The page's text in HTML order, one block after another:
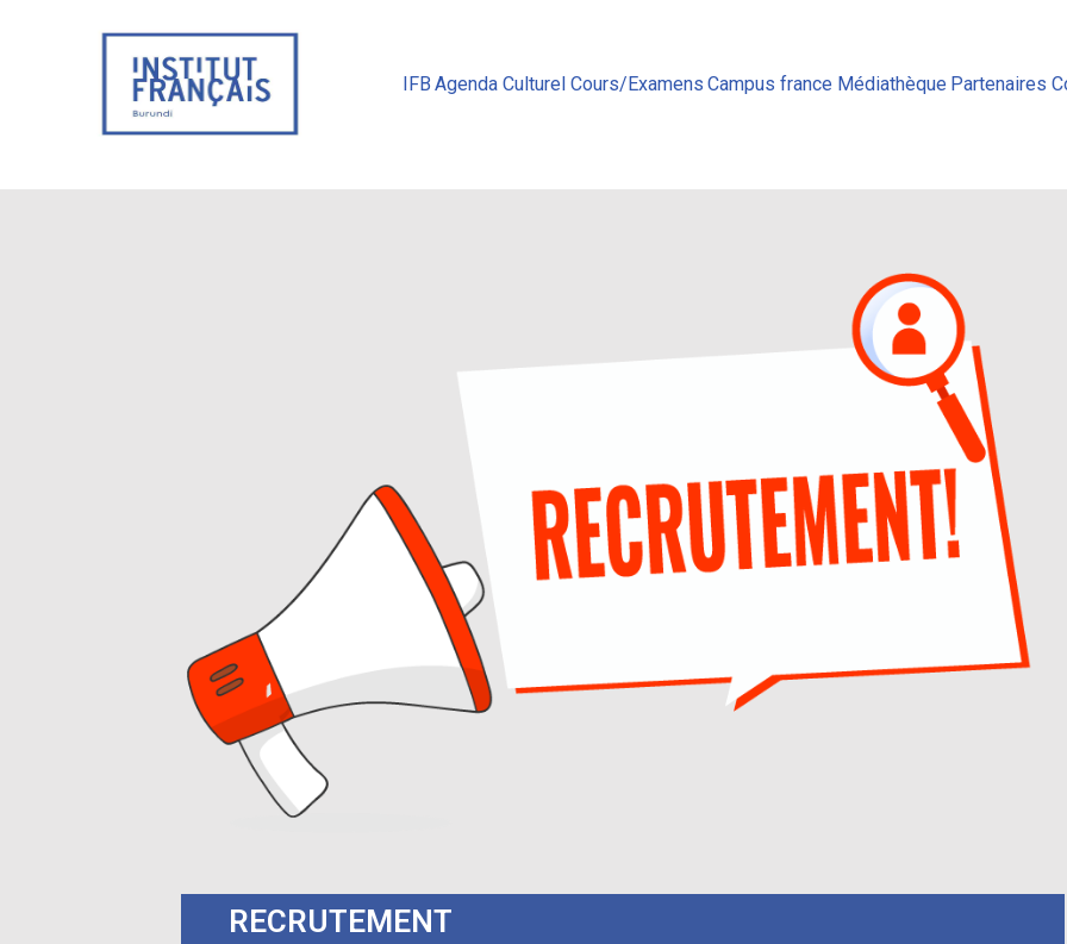
IFB Agenda Culturel Cours/Examens Campus france Médiathèque Partenaires
RECRUTEMENT